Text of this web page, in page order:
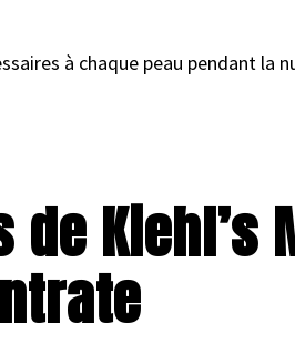
à chaque peau pendant la
Kiehl’s